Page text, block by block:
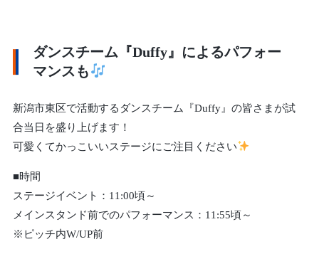
ダンスチーム『Duffy』によるパフォー
マンスも
新潟市東区で活動するダンスチーム『Duffy』の皆さまが試
合当日を盛り上げます！
可愛くてかっこいいステージにご注目ください
■時間
ステージイベント：11:00頃～
メインスタンド前でのパフォーマンス：11:55頃～
※ピッチ内W/UP前